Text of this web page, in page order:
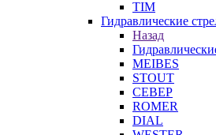
TIM
Гидравлические
Назад
MEIBES
STOUT
СЕВЕР
ROMER
DIAL